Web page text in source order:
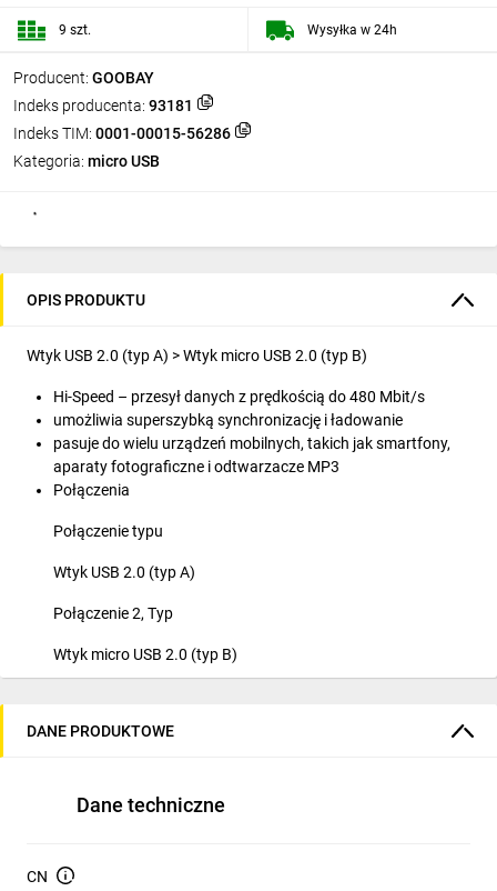
Producent: GOOBAY
Indeks producenta: 93181
Indeks TIM: 0001-00015-56286
Kategoria: micro USB
9 szt. Wysyłka w 24h
OPIS PRODUKTU
Wtyk USB 2.0 (typ A) > Wtyk micro USB 2.0 (typ B)
Hi-Speed – przesył danych z prędkością do 480 Mbit/s
umożliwia superszybką synchronizację i ładowanie
pasuje do wielu urządzeń mobilnych, takich jak smartfony,
aparaty fotograficzne i odtwarzacze MP3
Połączenia
Połączenie typu
Wtyk USB 2.0 (typ A)
Połączenie 2, Typ
Wtyk micro USB 2.0 (typ B)
Wyjscie 2, napiecie
DANE PRODUKTOWE
Dane techniczne
CN